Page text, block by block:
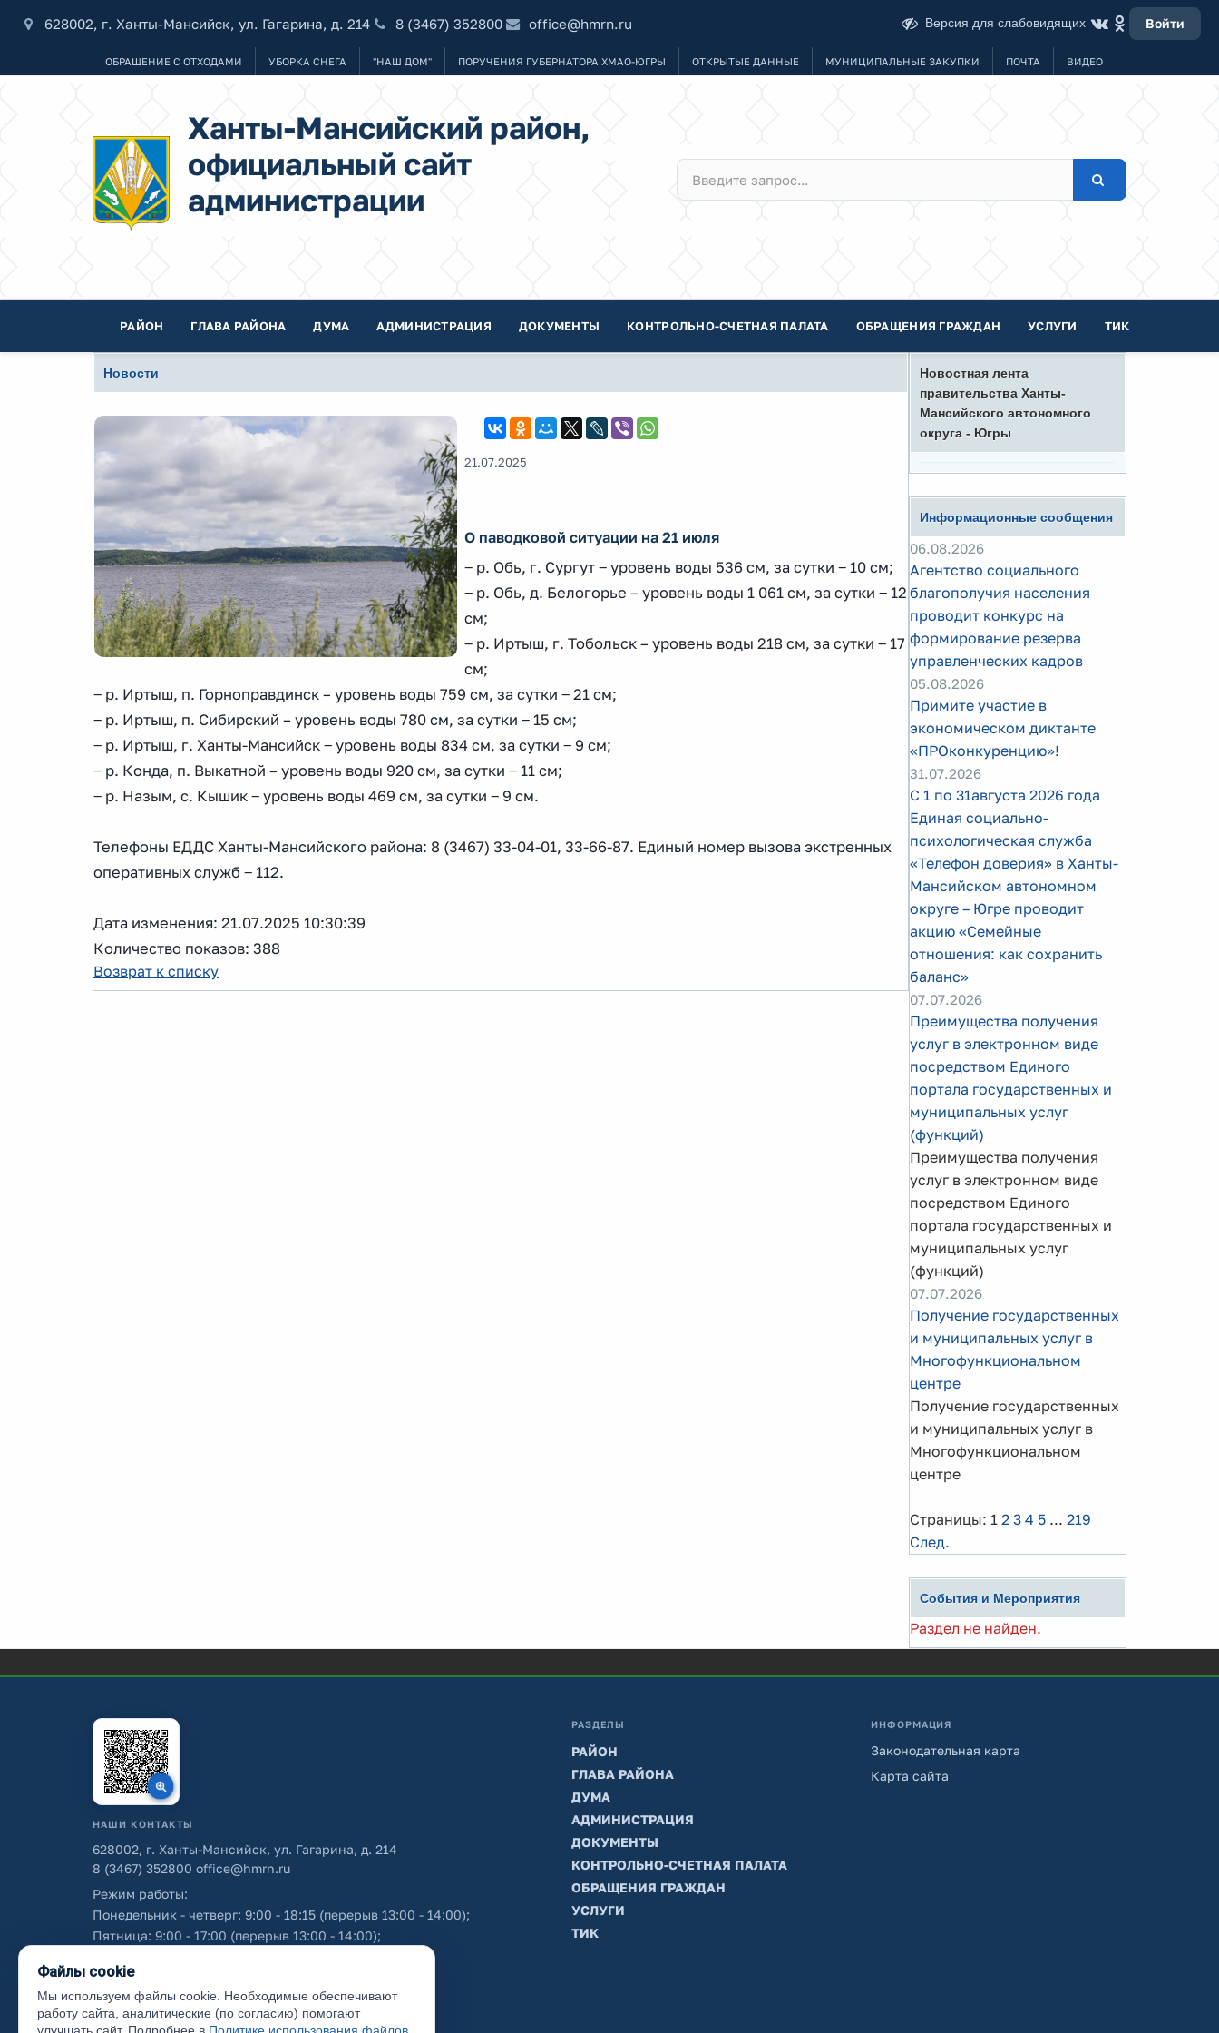
628002, г. Ханты-Мансийск, ул. Гагарина, д. 214 8 (3467) 352800 office@hmrn.ru Версия для слабовидящих Войти
ОБРАЩЕНИЕ С ОТХОДАМИ УБОРКА СНЕГА "НАШ ДОМ" ПОРУЧЕНИЯ ГУБЕРНАТОРА ХМАО-ЮГРЫ ОТКРЫТЫЕ ДАННЫЕ МУНИЦИПАЛЬНЫЕ ЗАКУПКИ ПОЧТА ВИДЕО
Ханты-Мансийский район,
официальный сайт
администрации
РАЙОН ГЛАВА РАЙОНА ДУМА АДМИНИСТРАЦИЯ ДОКУМЕНТЫ КОНТРОЛЬНО-СЧЕТНАЯ ПАЛАТА ОБРАЩЕНИЯ ГРАЖДАН УСЛУГИ ТИК
Новости
21.07.2025
О паводковой ситуации на 21 июля
‒ р. Обь, г. Сургут ‒ уровень воды 536 см, за сутки ‒ 10 см;
‒ р. Обь, д. Белогорье – уровень воды 1 061 см, за сутки ‒ 12
см;
‒ р. Иртыш, г. Тобольск – уровень воды 218 см, за сутки ‒ 17
см;
‒ р. Иртыш, п. Горноправдинск – уровень воды 759 см, за сутки ‒ 21 см;
‒ р. Иртыш, п. Сибирский – уровень воды 780 см, за сутки ‒ 15 см;
‒ р. Иртыш, г. Ханты-Мансийск ‒ уровень воды 834 см, за сутки ‒ 9 см;
‒ р. Конда, п. Выкатной – уровень воды 920 см, за сутки ‒ 11 см;
‒ р. Назым, с. Кышик ‒ уровень воды 469 см, за сутки ‒ 9 см.
Телефоны ЕДДС Ханты-Мансийского района: 8 (3467) 33-04-01, 33-66-87. Единый номер вызова экстренных
оперативных служб ‒ 112.
Дата изменения: 21.07.2025 10:30:39
Количество показов: 388
Возврат к списку
Новостная лента
правительства Ханты-
Мансийского автономного
округа - Югры
Информационные сообщения
06.08.2026
Агентство социального
благополучия населения
проводит конкурс на
формирование резерва
управленческих кадров
05.08.2026
Примите участие в
экономическом диктанте
«ПРОконкуренцию»!
31.07.2026
С 1 по 31августа 2026 года
Единая социально-
психологическая служба
«Телефон доверия» в Ханты-
Мансийском автономном
округе – Югре проводит
акцию «Семейные
отношения: как сохранить
баланс»
07.07.2026
Преимущества получения
услуг в электронном виде
посредством Единого
портала государственных и
муниципальных услуг
(функций)
Преимущества получения
услуг в электронном виде
посредством Единого
портала государственных и
муниципальных услуг
(функций)
07.07.2026
Получение государственных
и муниципальных услуг в
Многофункциональном
центре
Получение государственных
и муниципальных услуг в
Многофункциональном
центре
Страницы: 1 2 3 4 5 ... 219
След.
События и Мероприятия
Раздел не найден.
НАШИ КОНТАКТЫ
628002, г. Ханты-Мансийск, ул. Гагарина, д. 214
8 (3467) 352800 office@hmrn.ru
Режим работы:
Понедельник - четверг: 9:00 - 18:15 (перерыв 13:00 - 14:00);
Пятница: 9:00 - 17:00 (перерыв 13:00 - 14:00);
Об использовании персональных данных
РАЗДЕЛЫ
РАЙОН
ГЛАВА РАЙОНА
ДУМА
АДМИНИСТРАЦИЯ
ДОКУМЕНТЫ
КОНТРОЛЬНО-СЧЕТНАЯ ПАЛАТА
ОБРАЩЕНИЯ ГРАЖДАН
УСЛУГИ
ТИК
ИНФОРМАЦИЯ
Законодательная карта
Карта сайта
Файлы cookie
Мы используем файлы cookie. Необходимые обеспечивают
работу сайта, аналитические (по согласию) помогают